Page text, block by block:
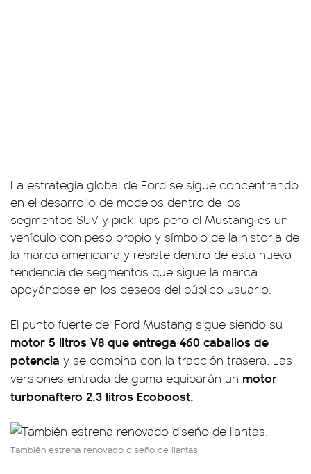
La estrategia global de Ford se sigue concentrando
en el desarrollo de modelos dentro de los
segmentos SUV y pick-ups pero el Mustang es un
vehículo con peso propio y símbolo de la historia de
la marca americana y resiste dentro de esta nueva
tendencia de segmentos que sigue la marca
apoyándose en los deseos del público usuario.
El punto fuerte del Ford Mustang sigue siendo su
motor 5 litros V8 que entrega 460 caballos de
potencia y se combina con la tracción trasera. Las
versiones entrada de gama equiparán un motor
turbonaftero 2.3 litros Ecoboost.
También estrena renovado diseño de llantas.